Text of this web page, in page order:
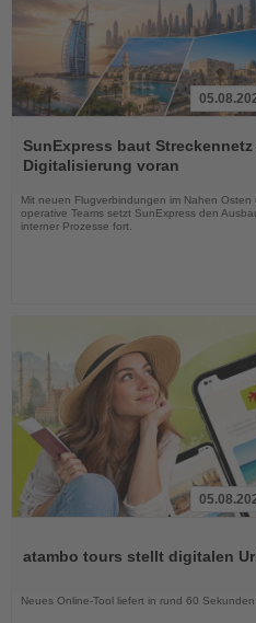
Sie
die
Nachrichten
SunExpress baut
Digitalisierung voran
Mit neuen Flugverbindungen im Nahen
operative Teams setzt SunExpress den
interner Prozesse fort.
die
atambo tours stellt digitalen
Neues Online-Tool liefert in rund 60